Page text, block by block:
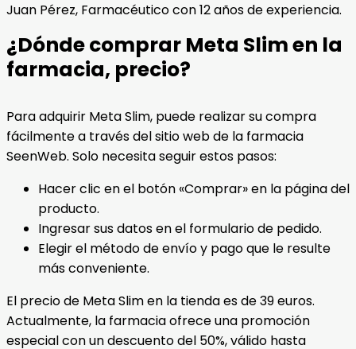
Juan Pérez, Farmacéutico con 12 años de experiencia.
¿Dónde comprar Meta Slim en la
farmacia, precio?
Para adquirir Meta Slim, puede realizar su compra
fácilmente a través del sitio web de la farmacia
SeenWeb. Solo necesita seguir estos pasos:
Hacer clic en el botón «Comprar» en la página del
producto.
Ingresar sus datos en el formulario de pedido.
Elegir el método de envío y pago que le resulte
más conveniente.
El precio de Meta Slim en la tienda es de 39 euros.
Actualmente, la farmacia ofrece una promoción
especial con un descuento del 50%, válido hasta